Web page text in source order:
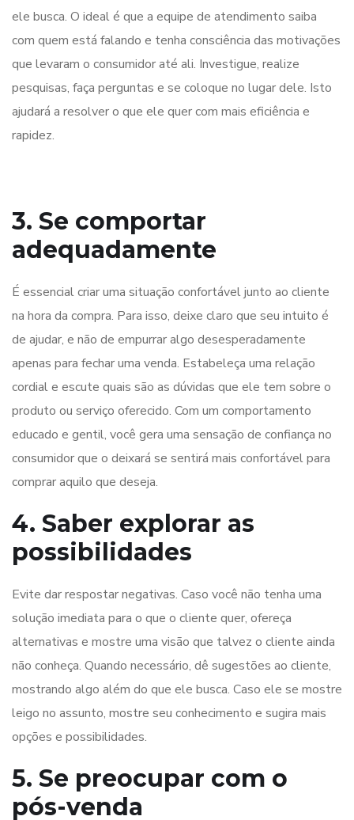
ele busca. O ideal é que a equipe de atendimento saiba
com quem está falando e tenha consciência das motivações
que levaram o consumidor até ali. Investigue, realize
pesquisas, faça perguntas e se coloque no lugar dele. Isto
ajudará a resolver o que ele quer com mais eficiência e
rapidez.
3. Se comportar
adequadamente
É essencial criar uma situação confortável junto ao cliente
na hora da compra. Para isso, deixe claro que seu intuito é
de ajudar, e não de empurrar algo desesperadamente
apenas para fechar uma venda. Estabeleça uma relação
cordial e escute quais são as dúvidas que ele tem sobre o
produto ou serviço oferecido. Com um comportamento
educado e gentil, você gera uma sensação de confiança no
consumidor que o deixará se sentirá mais confortável para
comprar aquilo que deseja.
4. Saber explorar as
possibilidades
Evite dar respostar negativas. Caso você não tenha uma
solução imediata para o que o cliente quer, ofereça
alternativas e mostre uma visão que talvez o cliente ainda
não conheça. Quando necessário, dê sugestões ao cliente,
mostrando algo além do que ele busca. Caso ele se mostre
leigo no assunto, mostre seu conhecimento e sugira mais
opções e possibilidades.
5. Se preocupar com o
pós-venda